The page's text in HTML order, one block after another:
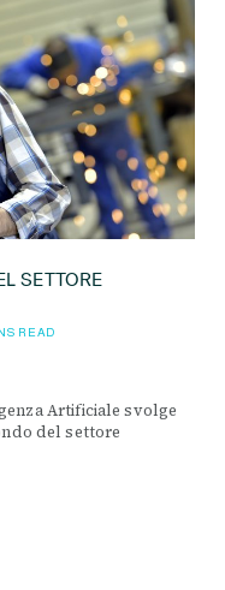
SETTORE
READ
Artificiale svolge
del settore